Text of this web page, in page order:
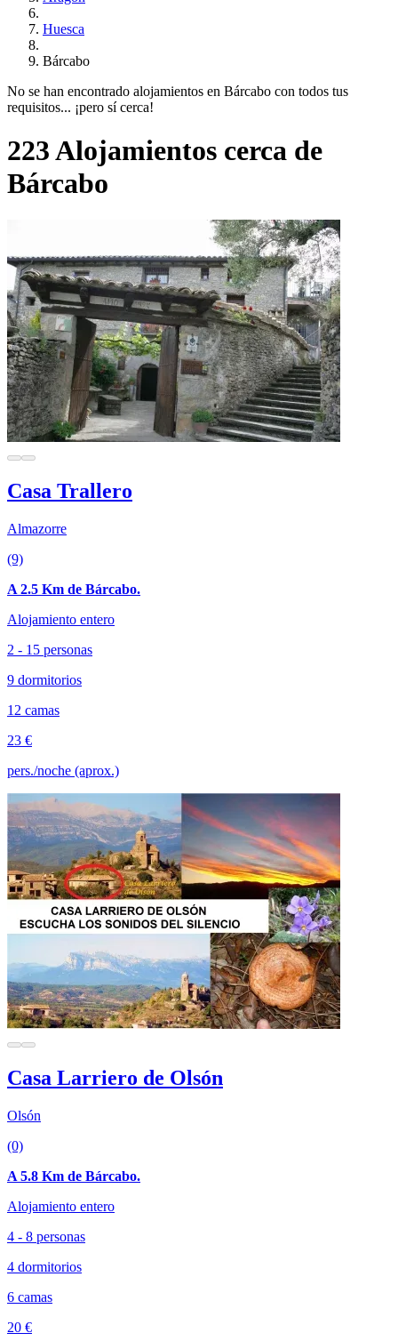
Huesca
Bárcabo
No se han encontrado alojamientos en Bárcabo con todos tus
requisitos... ¡pero sí cerca!
223 Alojamientos cerca de
Bárcabo
Casa Trallero
Almazorre
(9)
A 2.5 Km de Bárcabo.
Alojamiento entero
2 - 15 personas
9 dormitorios
12 camas
23 €
pers./noche (aprox.)
Casa Larriero de Olsón
Olsón
(0)
A 5.8 Km de Bárcabo.
Alojamiento entero
4 - 8 personas
4 dormitorios
6 camas
20 €